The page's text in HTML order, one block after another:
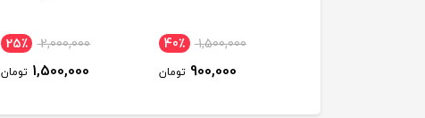
1,500,000 40٪
900,000 تومان
2,000,000 25٪
1,500,000 تومان